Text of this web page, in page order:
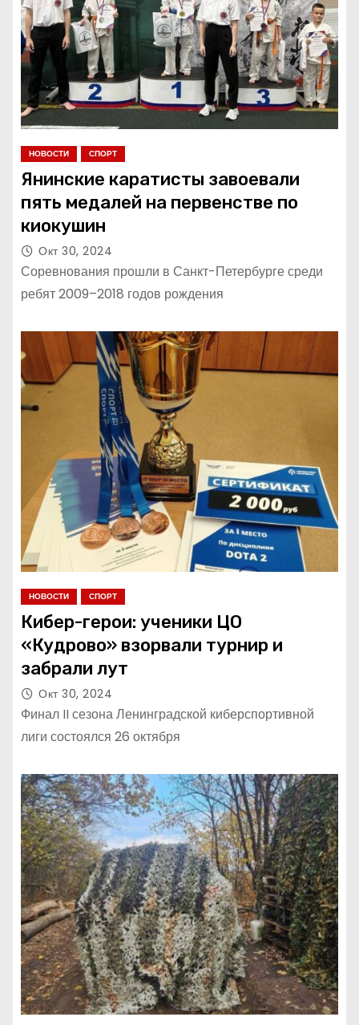
НОВОСТИ СПОРТ
Янинские каратисты завоевали
пять медалей на первенстве по
киокушин
Окт 30, 2024
Соревнования прошли в Санкт-Петербурге среди
ребят 2009–2018 годов рождения
НОВОСТИ СПОРТ
Кибер-герои: ученики ЦО
«Кудрово» взорвали турнир и
забрали лут
Окт 30, 2024
Финал II сезона Ленинградской киберспортивной
лиги состоялся 26 октября